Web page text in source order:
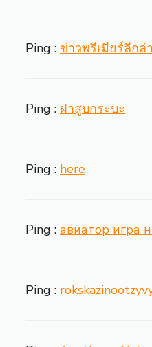
Ping : ข่าวพรีเมียร์ลีกล่
Ping : ฝาสูบกระบะ
Ping : here
Ping : авиатор игра
Ping :